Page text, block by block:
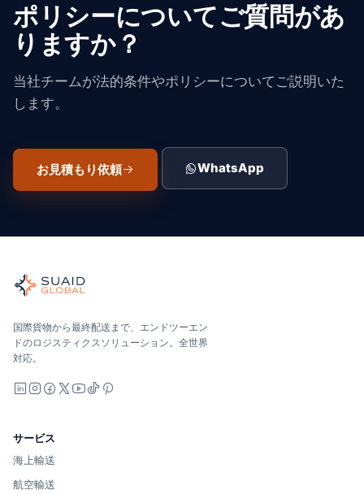
ポリシーについてご質問があ
りますか？
当社チームが法的条件やポリシーについてご説明いた
します。
お見積もり依頼 WhatsApp
世界の海、空、陸、税関、倉庫を担当する独立した貨物オー
海洋、空、地上 — キャリア中立で比較し、オールインで見
国際貨物から最終配送まで、エンドツーエン
ドのロジスティクスソリューション。全世界
対応。
LinkedIn
Instagram
Facebook
X YouTube
TikTok
サービス
海上輸送
航空輸送